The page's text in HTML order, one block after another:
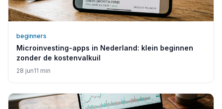
beginners
Microinvesting-apps in Nederland: klein beginnen
zonder de kostenvalkuil
28 jun11 min